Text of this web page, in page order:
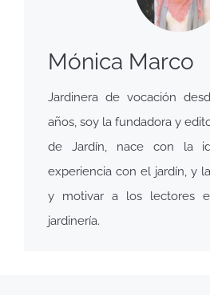
Mónica Marco
Jardinera de vocación
años, soy la fundadora y
de Jardín, nace con la
experiencia con el jardín, y
y motivar a los lectores
jardinería.